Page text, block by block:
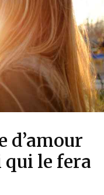
d’amour
le fera